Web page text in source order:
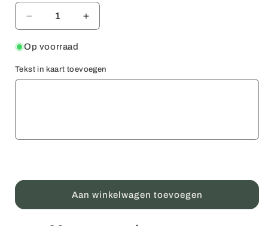
Aantal
verlagen
voor
Lando
Aantal
verhogen
Lando
Op voorraad
Tekst in kaart toevoegen
Aan winkelwagen toevoegen